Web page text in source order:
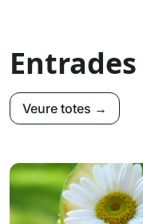
Veure totes →